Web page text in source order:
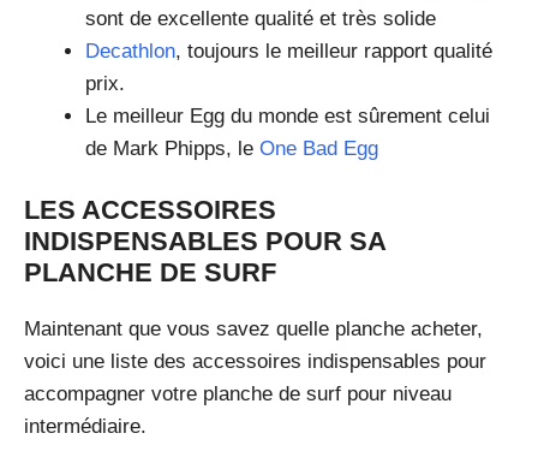
sont de excellente qualité et très solide
Decathlon, toujours le meilleur rapport qualité
prix.
Le meilleur Egg du monde est sûrement celui
de Mark Phipps, le One Bad Egg
LES ACCESSOIRES
INDISPENSABLES POUR SA
PLANCHE DE SURF
Maintenant que vous savez quelle planche acheter,
voici une liste des accessoires indispensables pour
accompagner votre planche de surf pour niveau
intermédiaire.